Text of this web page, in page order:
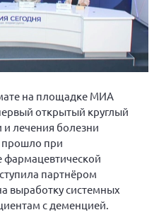
Ф.В.
А.В.
И.В.
Г.М.
на площадке МИА
открытый круглый
лечения болезни
прошло при
партнёром
выработку системных
с деменцией.